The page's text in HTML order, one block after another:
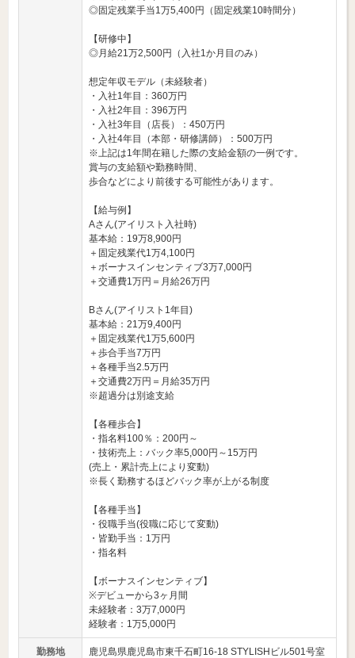
◎固定残業手当1万5,400円（固定残業10時間分）
【研修中】
◎月給21万2,500円（入社1か月目のみ）
想定年収モデル（未経験者）
・入社1年目：360万円
・入社2年目：396万円
・入社3年目（店長）：450万円
・入社4年目（本部・研修講師）：500万円
※上記は1年間在籍した際の支給金額の一例です。
賞与の支給額や勤務時間、
歩合などにより前後する可能性があります。
【給与例】
Aさん(アイリスト入社時)
基本給：19万8,900円
＋固定残業代1万4,100円
＋ボーナスインセンティブ3万7,000円
＋交通費1万円＝月給26万円
Bさん(アイリスト1年目)
基本給：21万9,400円
＋固定残業代1万5,600円
＋歩合手当7万円
＋各種手当2.5万円
＋交通費2万円＝月給35万円
※超過分は別途支給
【各種歩合】
・指名料100％：200円～
・技術売上：バック率5,000円～15万円
(売上・累計売上により変動)
※長く勤務するほどバック率が上がる制度
【各種手当】
・役職手当(役職に応じて変動)
・皆勤手当：1万円
・指名料
【ボーナスインセンティブ】
※デビューから3ヶ月間
未経験者：3万7,000円
経験者：1万5,000円
勤務地 鹿児島県鹿児島市東千石町16-18 STYLISHビル501号室